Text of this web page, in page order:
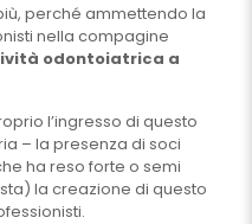
perché ammettendo la
nella compagine
odontoiatrica a
l’ingresso di questo
– la presenza di soci
ha reso forte o semi
la creazione di questo